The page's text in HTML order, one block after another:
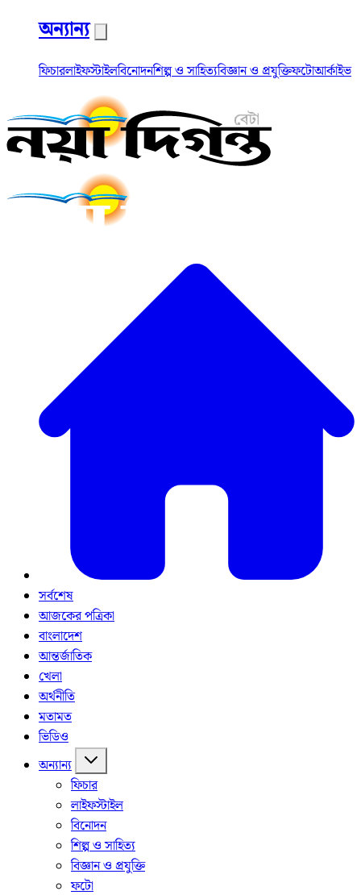
অন্যান্য
ফিচারলাইফস্টাইলবিনোদনশিল্প ও সাহিত্যবিজ্ঞান ও প্রযুক্তিফটোআর্কাইভ
সর্বশেষ
আজকের পত্রিকা
বাংলাদেশ
আন্তর্জাতিক
খেলা
অর্থনীতি
মতামত
ভিডিও
অন্যান্য
ফিচার
লাইফস্টাইল
বিনোদন
শিল্প ও সাহিত্য
বিজ্ঞান ও প্রযুক্তি
ফটো